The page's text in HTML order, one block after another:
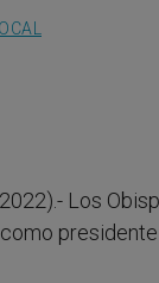
Los